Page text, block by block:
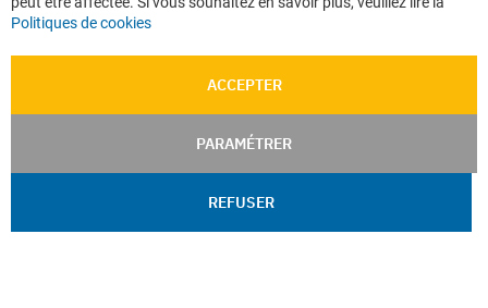
Politiques de cookies
ACCEPTER
PARAMÉTRER
REFUSER